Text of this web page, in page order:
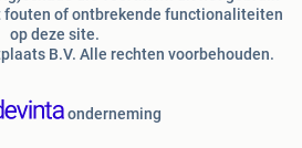
fouten of ontbrekende functionaliteiten
op deze site.
B.V. Alle rechten voorbehouden.
onderneming